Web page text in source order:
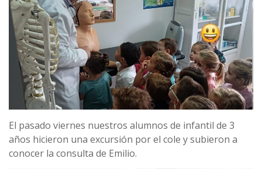
El pasado viernes nuestros alumnos de infantil de 3
años hicieron una excursión por el cole y subieron a
conocer la consulta de Emilio.